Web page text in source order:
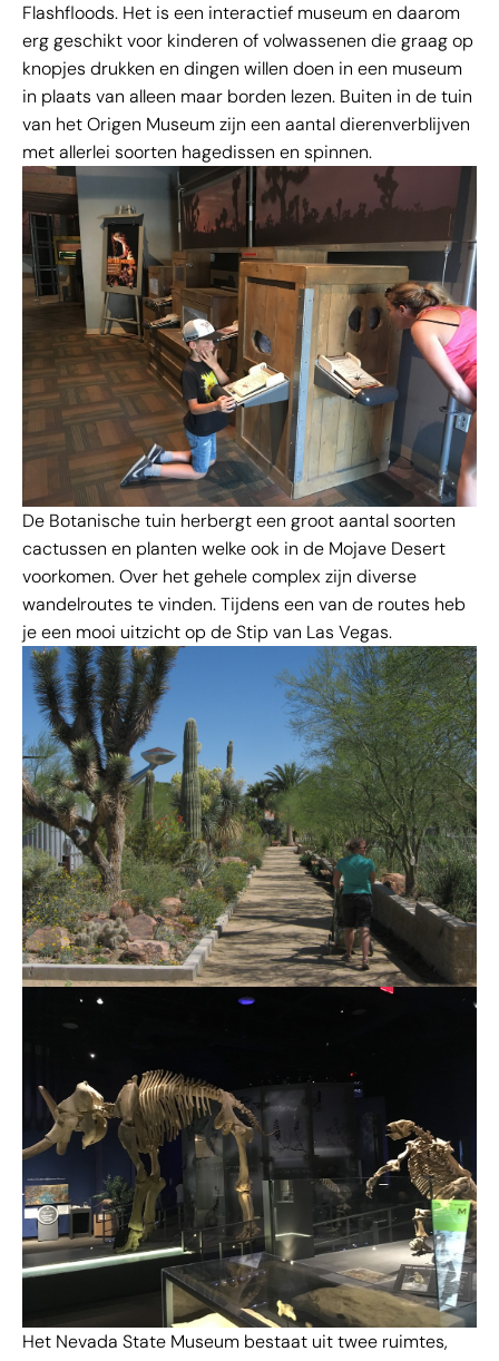
Flashfloods. Het is een interactief museum en daarom
erg geschikt voor kinderen of volwassenen die graag op
knopjes drukken en dingen willen doen in een museum
in plaats van alleen maar borden lezen. Buiten in de tuin
van het Origen Museum zijn een aantal dierenverblijven
met allerlei soorten hagedissen en spinnen.
De Botanische tuin herbergt een groot aantal soorten
cactussen en planten welke ook in de Mojave Desert
voorkomen. Over het gehele complex zijn diverse
wandelroutes te vinden. Tijdens een van de routes heb
je een mooi uitzicht op de Stip van Las Vegas.
Het Nevada State Museum bestaat uit twee ruimtes,